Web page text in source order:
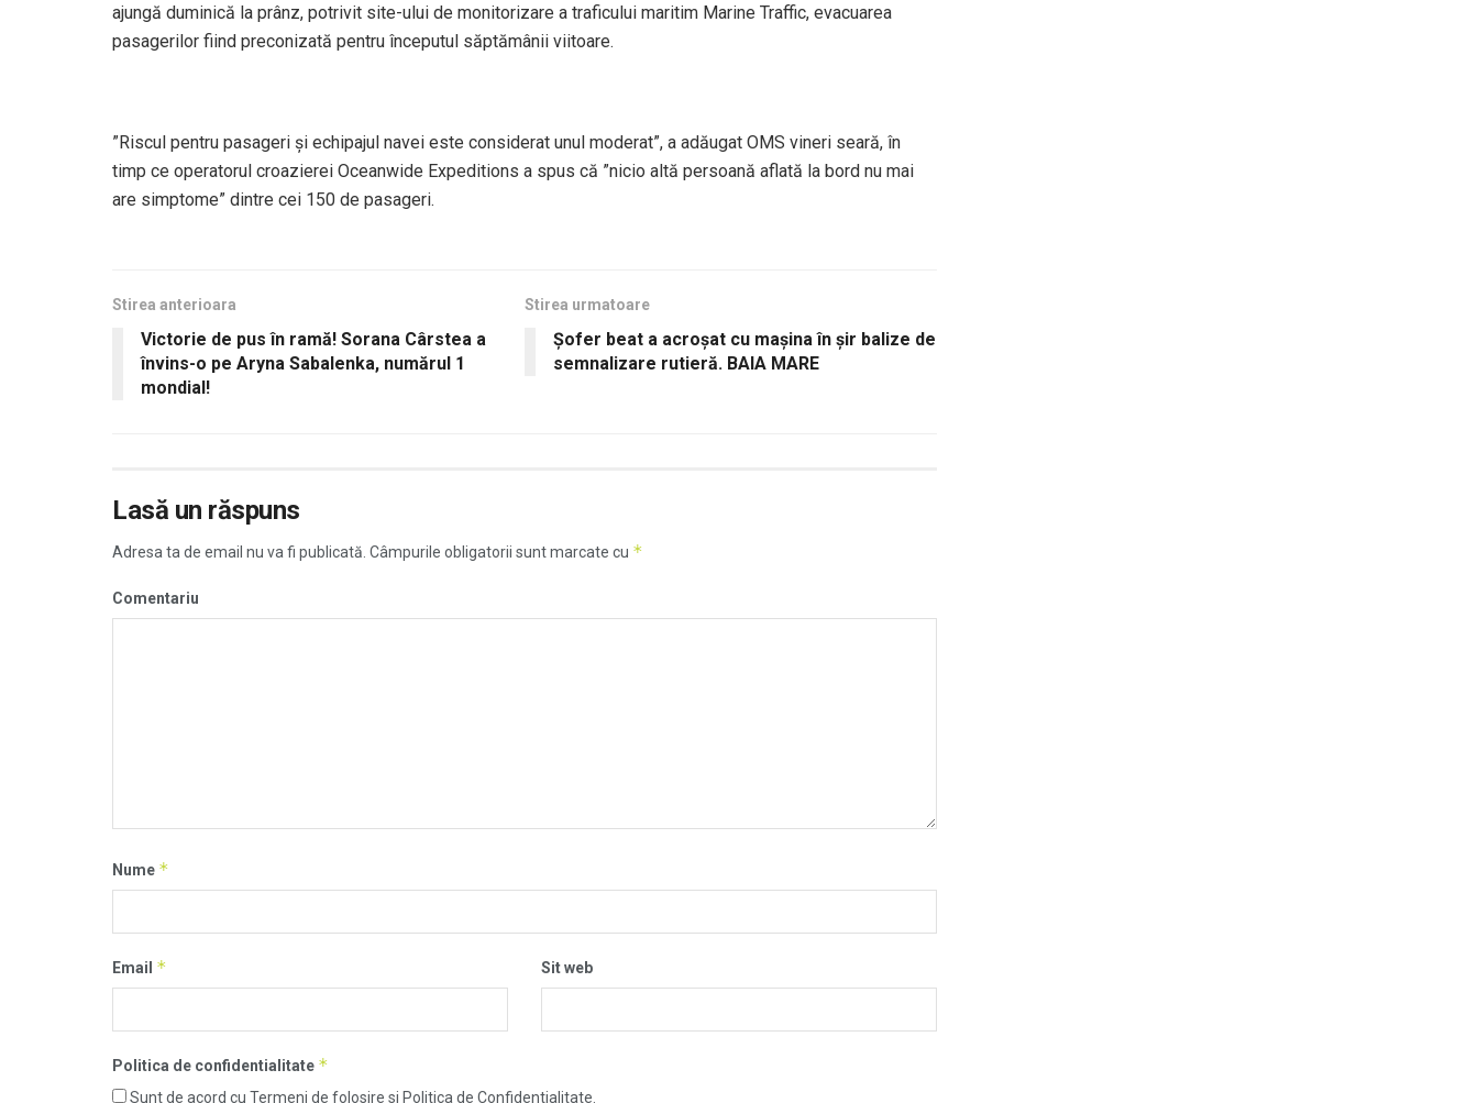
ajungă duminică la prânz, potrivit site-ului de monitorizare a traficului maritim Marine Traffic, evacuarea
pasagerilor fiind preconizată pentru începutul săptămânii viitoare.
”Riscul pentru pasageri și echipajul navei este considerat unul moderat”, a adăugat OMS vineri seară, în
timp ce operatorul croazierei Oceanwide Expeditions a spus că ”nicio altă persoană aflată la bord nu mai
are simptome” dintre cei 150 de pasageri.
Stirea anterioara
Victorie de pus în ramă! Sorana Cârstea a
învins-o pe Aryna Sabalenka, numărul 1
mondial!
Stirea urmatoare
Șofer beat a acroșat cu mașina în șir balize de
semnalizare rutieră. BAIA MARE
Lasă un răspuns
Adresa ta de email nu va fi publicată. Câmpurile obligatorii sunt marcate cu *
Comentariu
Nume *
Email * Sit web
Politica de confidentialitate *
Sunt de acord cu Termeni de folosire si Politica de Confidentialitate.